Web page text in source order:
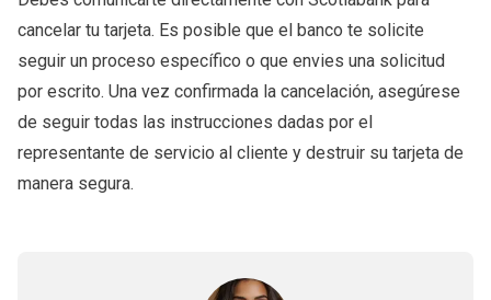
cancelar tu tarjeta. Es posible que el banco te solicite
seguir un proceso específico o que envies una solicitud
por escrito. Una vez confirmada la cancelación, asegúrese
de seguir todas las instrucciones dadas por el
representante de servicio al cliente y destruir su tarjeta de
manera segura.